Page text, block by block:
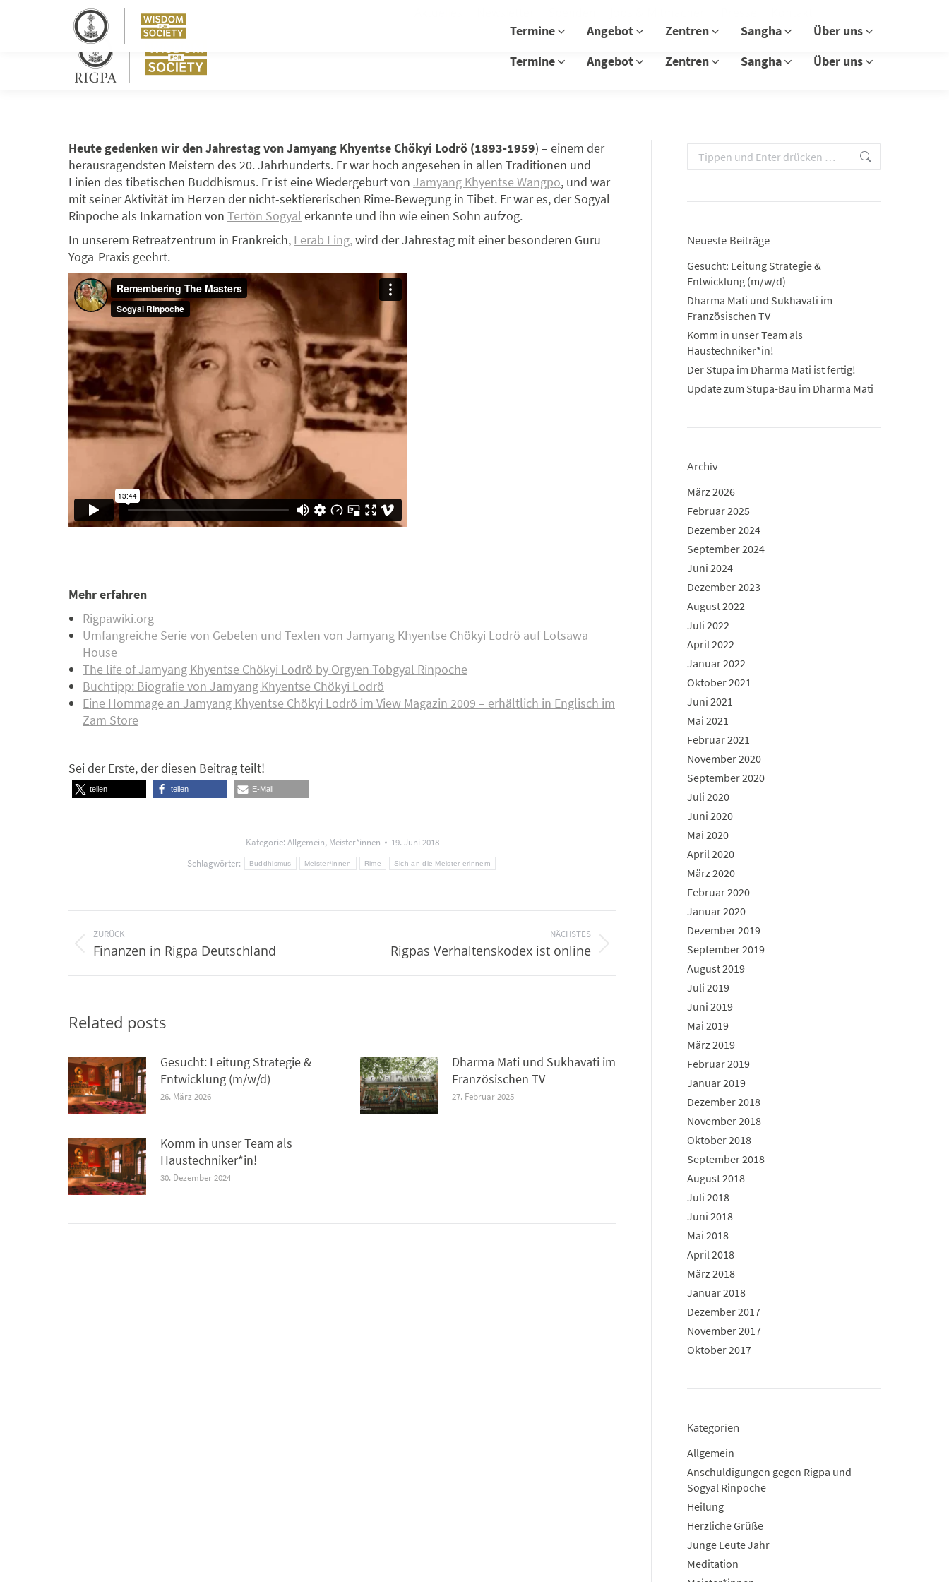
page
opens
page
opens
Termine Angebot Zentren Sangha Über uns
Heute gedenken wir den Jahrestag von Jamyang Khyentse Chökyi Lodrö (1893-1959) – einem der
herausragendsten Meistern des 20. Jahrhunderts. Er war hoch angesehen in allen Traditionen und
Linien des tibetischen Buddhismus. Er ist eine Wiedergeburt von Jamyang Khyentse Wangpo, und war
mit seiner Aktivität im Herzen der nicht-sektiererischen Rime-Bewegung in Tibet. Er war es, der Sogyal
Rinpoche als Inkarnation von Tertön Sogyal erkannte und ihn wie einen Sohn aufzog.
In unserem Retreatzentrum in Frankreich, Lerab Ling,wird der Jahrestag mit einer besonderen Guru
Yoga-Praxis geehrt.
Mehr erfahren
Rigpawiki.org
Umfangreiche Serie von Gebeten und Texten von Jamyang Khyentse Chökyi Lodrö auf Lotsawa
House
The life of Jamyang Khyentse Chökyi Lodrö by Orgyen Tobgyal Rinpoche
Buchtipp: Biografie von Jamyang Khyentse Chökyi Lodrö
Eine Hommage an Jamyang Khyentse Chökyi Lodrö im View Magazin 2009 – erhältlich in Englisch im
Zam Store
Sei der Erste, der diesen Beitrag teilt!
teilen teilen E-Mail
Kategorie: Allgemein, Meister*innen
19. Juni 2018
Schlagwörter:
Buddhismus Meister*innen Rime Sich an die Meister erinnern
ZURÜCK
Vorheriger
Finanzen in Rigpa Deutschland
NÄCHSTES
NächsterRigpas Verhaltenskodex ist online
Related posts
Gesucht: Leitung Strategie &
Entwicklung (m/w/d)
26. März 2026
Dharma Mati und Sukhavati im
Französischen TV
27. Februar 2025
Komm in unser Team als
Haustechniker*in!
30. Dezember 2024
Search:
Neueste Beiträge
Gesucht: Leitung Strategie &
Entwicklung (m/w/d)
Dharma Mati und Sukhavati im
Französischen TV
Komm in unser Team als
Haustechniker*in!
Der Stupa im Dharma Mati ist fertig!
Update zum Stupa-Bau im Dharma Mati
Archiv
März 2026
Februar 2025
Dezember 2024
September 2024
Juni 2024
Dezember 2023
August 2022
Juli 2022
April 2022
Januar 2022
Oktober 2021
Juni 2021
Mai 2021
Februar 2021
November 2020
September 2020
Juli 2020
Juni 2020
Mai 2020
April 2020
März 2020
Februar 2020
Januar 2020
Dezember 2019
September 2019
August 2019
Juli 2019
Juni 2019
Mai 2019
März 2019
Februar 2019
Januar 2019
Dezember 2018
November 2018
Oktober 2018
September 2018
August 2018
Juli 2018
Juni 2018
Mai 2018
April 2018
März 2018
Januar 2018
Dezember 2017
November 2017
Oktober 2017
Kategorien
Allgemein
Anschuldigungen gegen Rigpa und
Sogyal Rinpoche
Heilung
Herzliche Grüße
Junge Leute Jahr
Meditation
Termine Angebot Zentren Sangha Über uns